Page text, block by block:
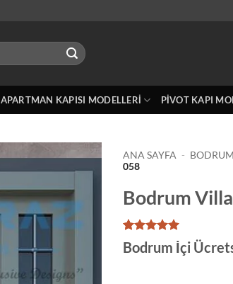
APARTMAN KAPISI MODELLERI PIVOT KAPI
ANA SAYFA -
058
Bodrum Villa
1
müşteri
puanına
Bodrum İçi